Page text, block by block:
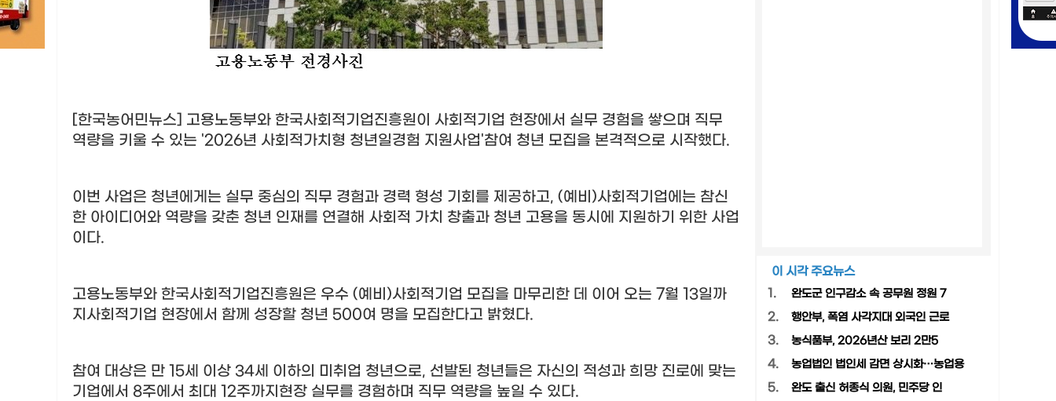
[한국농어민뉴스] 고용노동부와 한국사회적기업진흥원이 사회적기업 현장에서 실무 경험을 쌓으며 직무
역량을 키울 수 있는 '2026년 사회적가치형 청년일경험 지원사업'참여 청년 모집을 본격적으로 시작했다.
이번 사업은 청년에게는 실무 중심의 직무 경험과 경력 형성 기회를 제공하고, (예비 )사회적기업에는 참신
한 아이디어와 역량을 갖춘 청년 인재를 연결해 사회적 가치 창출과 청년 고용을 동시에 지원하기 위한 사업
이다.
고용노동부와 한국사회적기업진흥원은 우수 (예비 )사회적기업 모집을 마무리한 데 이어 오는 7월 13일까
지사회적기업 현장에서 함께 성장할 청년 500여 명을 모집한다고 밝혔다.
참여 대상은 만 15세 이상 34세 이하의 미취업 청년으로, 선발된 청년들은 자신의 적성과 희망 진로에 맞는
기업에서 8주에서 최대 12주까지현장 실무를 경험하며 직무 역량을 높일 수 있다.
이 시각 주요뉴스
1.
완도군 인구감소 속 공무원 정원 7
2. 행안부, 폭염 사각지대 외국인 근로
3. 농식품부, 2026년산 보리 2만5
4. 농업법인 법인세 감면 상시화…농업용
5. 완도 출신 허종식 의원, 민주당 인